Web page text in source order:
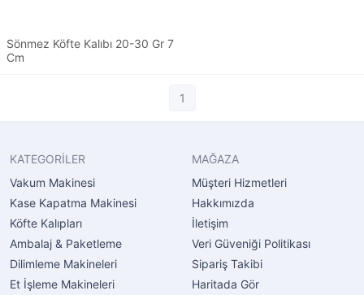
Sönmez Köfte Kalıbı 20-30 Gr 7
Cm
1
KATEGORİLER
Vakum Makinesi
Kase Kapatma Makinesi
Köfte Kalıpları
Ambalaj & Paketleme
Dilimleme Makineleri
Et İşleme Makineleri
MAĞAZA
Müşteri Hizmetleri
Hakkımızda
İletişim
Veri Güveniği Politikası
Sipariş Takibi
Haritada Gör